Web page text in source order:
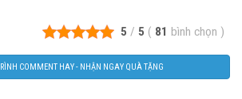
5 / 5 ( 81 bình chọn )
COMMENT HAY - NHẬN NGAY QUÀ TẶNG